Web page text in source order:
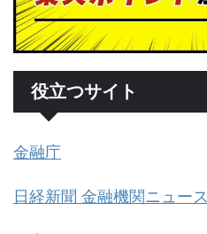
役立つサイト
金融庁
日経新聞 金融機関ニュース